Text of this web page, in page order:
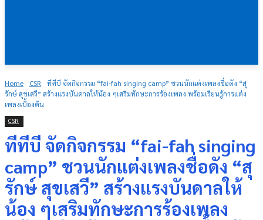
Home CSR
ทีทีบี จัดกิจกรรม “fai-fah singing camp” ชวนนักแต่งเพลงชื่อดัง “สุ
รักษ์ สุขเสวี” สร้างแรงบันดาลให้น้อง ๆเสริมทักษะการร้องเพลง พร้อมเรียนรู้การแต่ง
เพลงเบื้องต้น
CSR
ทีทีบี จัดกิจกรรม “fai-fah singing
camp” ชวนนักแต่งเพลงชื่อดัง “สุ
รักษ์ สุขเสวี” สร้างแรงบันดาลให้
น้อง ๆเสริมทักษะการร้องเพลง